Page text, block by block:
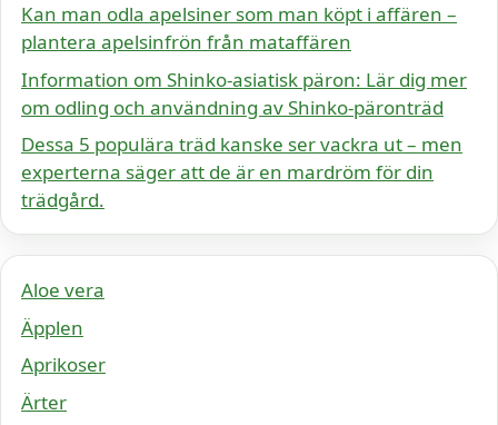
Kan man odla apelsiner som man köpt i affären –
plantera apelsinfrön från mataffären
Information om Shinko-asiatisk päron: Lär dig mer
om odling och användning av Shinko-päronträd
Dessa 5 populära träd kanske ser vackra ut – men
experterna säger att de är en mardröm för din
trädgård.
Aloe vera
Äpplen
Aprikoser
Ärter